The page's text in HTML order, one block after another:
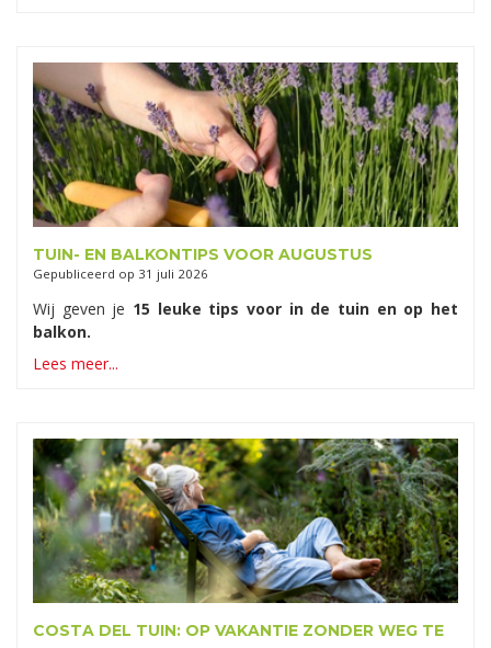
TUIN- EN BALKONTIPS VOOR AUGUSTUS
Gepubliceerd op 31 juli 2026
Wij geven je 15 leuke tips voor in de tuin en op het
balkon.
Lees meer...
COSTA DEL TUIN: OP VAKANTIE ZONDER WEG TE